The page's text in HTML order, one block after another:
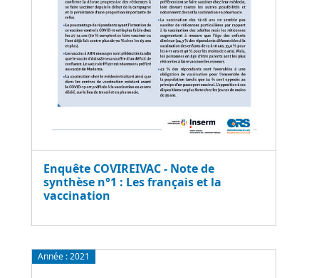
Enquête COVIREIVAC - Note de
synthèse n°1 : Les français et la
vaccination
Année :2021